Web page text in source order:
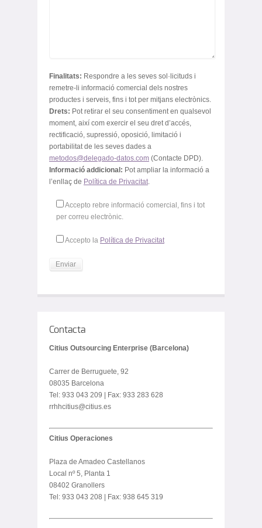
Finalitats: Respondre a les seves sol·licituds i
remetre-li informació comercial dels nostres
productes i serveis, fins i tot per mitjans electrònics.
Drets: Pot retirar el seu consentiment en qualsevol
moment, així com exercir el seu dret d’accés,
rectificació, supressió, oposició, limitació i
portabilitat de les seves dades a
metodos@delegado-datos.com (Contacte DPD).
Informació addicional: Pot ampliar la informació a
l’enllaç de Política de Privacitat.
Accepto rebre informació comercial, fins i tot
per correu electrònic.
Accepto la Política de Privacitat
Contacta
Citius Outsourcing Enterprise (Barcelona)
Carrer de Berruguete, 92
08035 Barcelona
Tel: 933 043 209 | Fax: 933 283 628
rrhhcitius@citius.es
Citius Operaciones
Plaza de Amadeo Castellanos
Local nº 5, Planta 1
08402 Granollers
Tel: 933 043 208 | Fax: 938 645 319